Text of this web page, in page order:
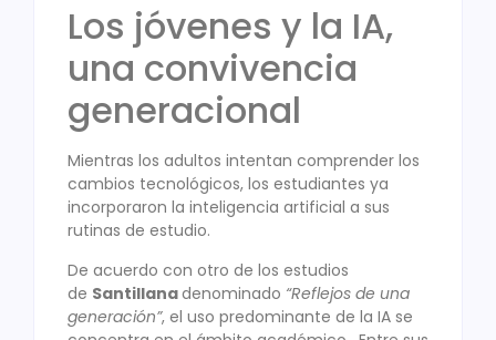
Los jóvenes y la IA,
una convivencia
generacional
Mientras los adultos intentan comprender los
cambios tecnológicos, los estudiantes ya
incorporaron la inteligencia artificial a sus
rutinas de estudio.
De acuerdo con otro de los estudios
de Santillanadenominado “Reflejos de una
generación”, el uso predominante de la IA se